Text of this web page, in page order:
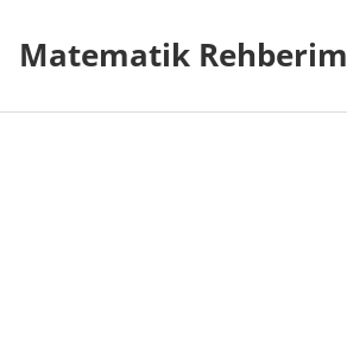
Matematik Rehberim